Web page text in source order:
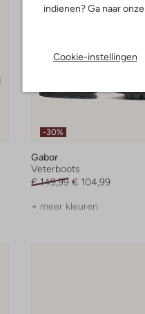
indienen? Ga naar onze
Cookie-instellingen
-30%
Gabor
Veterboots
€ 149,99 € 104,99
+ meer kleuren